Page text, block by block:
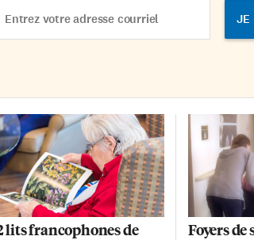
lits francophones de
Foyers de